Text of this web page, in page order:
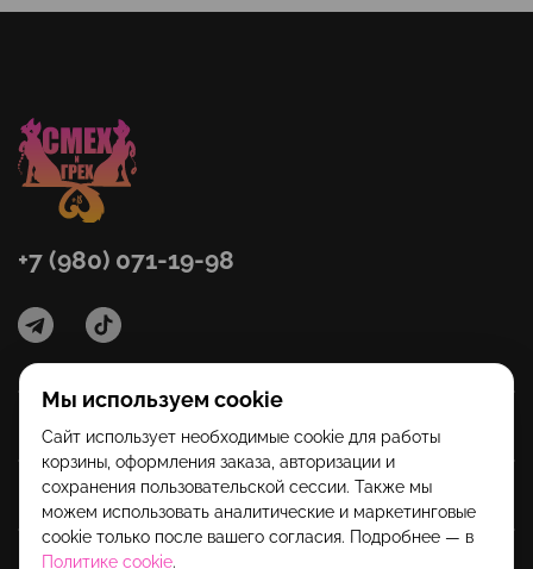
Категории
Помощь
+7 (980) 071-19-98
Мы используем cookie
Сайт использует необходимые cookie для работы
корзины, оформления заказа, авторизации и
сохранения пользовательской сессии. Также мы
можем использовать аналитические и маркетинговые
cookie только после вашего согласия. Подробнее — в
Политике cookie.